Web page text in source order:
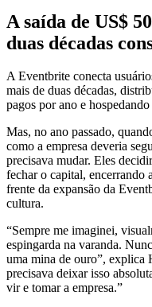
A saída de US$
duas décadas
A Eventbrite conecta
mais de duas décadas,
pagos por ano e
Mas, no ano passado,
como a empresa deveria
precisava mudar. Eles
fechar o capital, encerrando
frente da expansão da
cultura.
“Sempre me imaginei,
espingarda na varanda.
uma mina de ouro”, explica
precisava deixar isso
vir e tomar a empresa.”